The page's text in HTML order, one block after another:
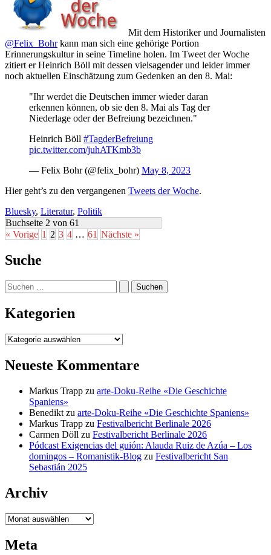
Mit dem Historiker und Journalisten
@Felix_Bohrkann man sich eine gehörige Portion
Erinnerungskultur in seine Timeline holen. Im Tweet der Woche
zitiert er Heinrich Böll mit dessen vielsagender und leider immer
noch aktuellen Einschätzung zum Gedenken an den 8. Mai:
"Ihr werdet die Deutschen immer wieder daran
erkennen können, ob sie den 8. Mai als Tag der
Niederlage oder der Befreiung bezeichnen."
Heinrich Böll #TagderBefreiung
pic.twitter.com/juhATKmb3b
— Felix Bohr (@felix_bohr) May 8, 2023
Hier geht’s zu den vergangenen Tweets der Woche.
Bluesky, Literatur, Politik
Buchseite 2 von 61
« Vorige 1 2 3 4 … 61 Nächste »
Suche
Suchen
nach:
Kategorien
Kategorien
Neueste Kommentare
Markus Trapp zu arte-Doku-Reihe «Die Geschichte
Spaniens»
Benedikt zu arte-Doku-Reihe «Die Geschichte Spaniens»
Markus Trapp zu Festivalbericht Berlinale 2026
Carmen Döll zu Festivalbericht Berlinale 2026
Pódcast Exigencias del guión: Alauda Ruiz de Azúa – Los
domingos – Romanistik-Blog zu Festivalbericht San
Sebastián 2025
Archiv
Archiv
Meta